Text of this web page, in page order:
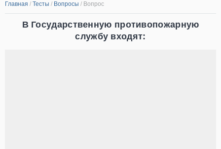
Главная / Тесты / Вопросы / Вопрос
В Государственную противопожарную
службу входят: